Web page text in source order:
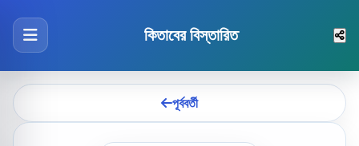
কিতাবের বিস্তারিত
পূর্ববর্তী